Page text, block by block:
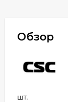
Обзор
шт.